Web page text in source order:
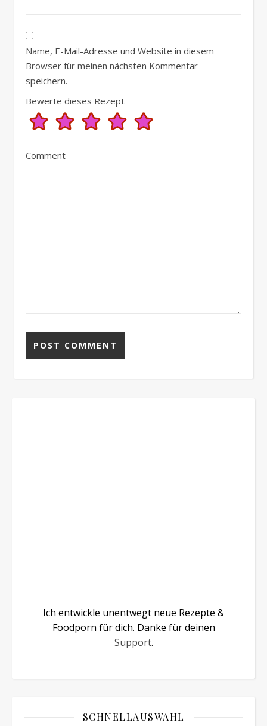
Name, E-Mail-Adresse und Website in diesem
Browser für meinen nächsten Kommentar
speichern.
Bewerte dieses Rezept
Comment
Ich entwickle unentwegt neue Rezepte &
Foodporn für dich. Danke für deinen
Support.
SCHNELLAUSWAHL